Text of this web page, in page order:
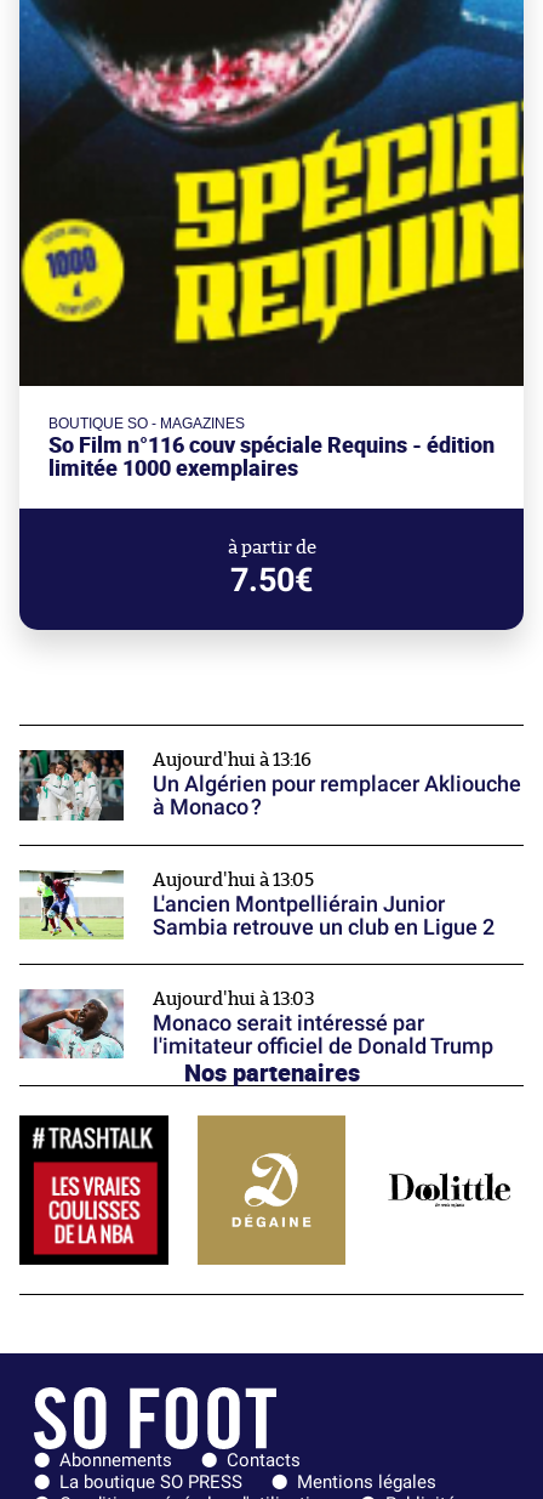
BOUTIQUE SO - MAGAZINES
So Film n°116 couv spéciale Requins - édition
limitée 1000 exemplaires
à partir de
7.50€
Aujourd'hui à 13:16
Un Algérien pour remplacer Akliouche
à Monaco ?
Aujourd'hui à 13:05
L'ancien Montpelliérain Junior
Sambia retrouve un club en Ligue 2
Aujourd'hui à 13:03
Monaco serait intéressé par
l'imitateur officiel de Donald Trump
Nos partenaires
Abonnements
Contacts
La boutique SO PRESS
Mentions légales